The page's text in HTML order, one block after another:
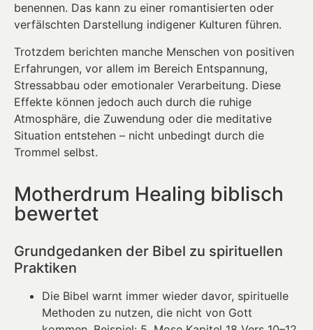
benennen. Das kann zu einer romantisierten oder
verfälschten Darstellung indigener Kulturen führen.
Trotzdem berichten manche Menschen von positiven
Erfahrungen, vor allem im Bereich Entspannung,
Stressabbau oder emotionaler Verarbeitung. Diese
Effekte können jedoch auch durch die ruhige
Atmosphäre, die Zuwendung oder die meditative
Situation entstehen – nicht unbedingt durch die
Trommel selbst.
Motherdrum Healing biblisch
bewertet
Grundgedanken der Bibel zu spirituellen
Praktiken
Die Bibel warnt immer wieder davor, spirituelle
Methoden zu nutzen, die nicht von Gott